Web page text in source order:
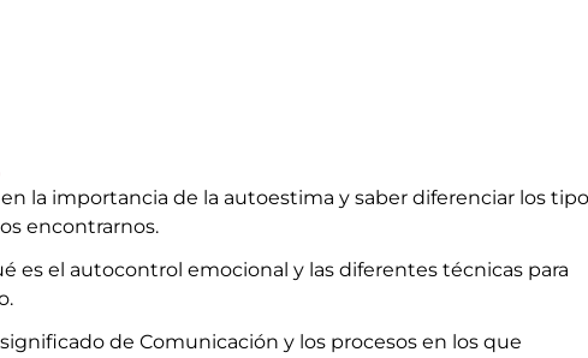
la importancia de la autoestima y saber diferenciar los
encontrarnos.
es el autocontrol emocional y las diferentes técnicas para
de Comunicación y los procesos en los que